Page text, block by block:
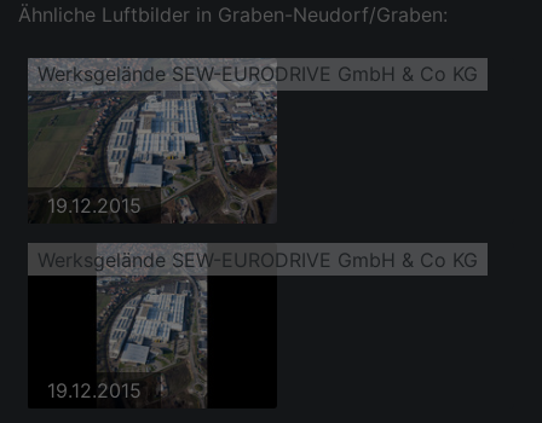
Ähnliche Luftbilder in Graben-Neudorf/Graben:
Werksgelände SEW-EURODRIVE GmbH & Co KG
19.12.2015
Werksgelände SEW-EURODRIVE GmbH & Co KG
19.12.2015